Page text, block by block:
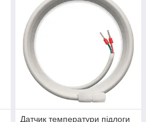
Датчик температури підлоги